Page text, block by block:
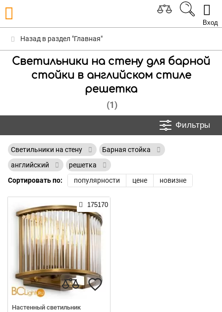
Вход
Назад в раздел "Главная"
Светильники на стену для барной
стойки в английском стиле
решетка
(1)
Фильтры
Светильники на стену
Барная стойка
английский
решетка
Сортировать по:
популярности цене новизне
175170
Настенный светильник